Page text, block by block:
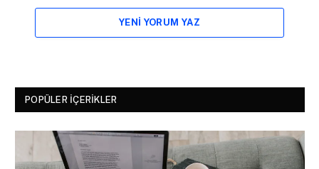
YENI YORUM YAZ
POPÜLER İÇERIKLER